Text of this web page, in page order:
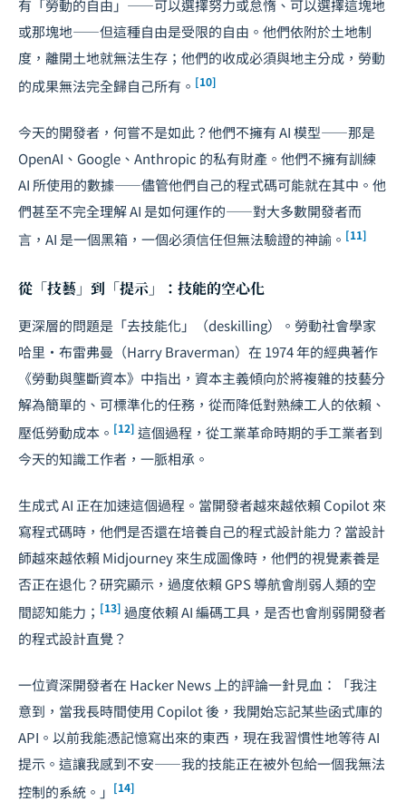
有「勞動的自由」——可以選擇努力或怠惰、可以選擇這塊地
或那塊地——但這種自由是受限的自由。他們依附於土地制
度，離開土地就無法生存；他們的收成必須與地主分成，勞動
的成果無法完全歸自己所有。 [10]
今天的開發者，何嘗不是如此？他們不擁有 AI 模型——那是
OpenAI、Google、Anthropic 的私有財產。他們不擁有訓練
AI 所使用的數據——儘管他們自己的程式碼可能就在其中。他
們甚至不完全理解 AI 是如何運作的——對大多數開發者而
言，AI 是一個黑箱，一個必須信任但無法驗證的神諭。 [11]
從「技藝」到「提示」：技能的空心化
更深層的問題是「去技能化」（deskilling）。勞動社會學家
哈里·布雷弗曼（Harry Braverman）在 1974 年的經典著作
《勞動與壟斷資本》中指出，資本主義傾向於將複雜的技藝分
解為簡單的、可標準化的任務，從而降低對熟練工人的依賴、
壓低勞動成本。 [12] 這個過程，從工業革命時期的手工業者到
今天的知識工作者，一脈相承。
生成式 AI 正在加速這個過程。當開發者越來越依賴 Copilot 來
寫程式碼時，他們是否還在培養自己的程式設計能力？當設計
師越來越依賴 Midjourney 來生成圖像時，他們的視覺素養是
否正在退化？研究顯示，過度依賴 GPS 導航會削弱人類的空
間認知能力； [13] 過度依賴 AI 編碼工具，是否也會削弱開發者
的程式設計直覺？
一位資深開發者在 Hacker News 上的評論一針見血：「我注
意到，當我長時間使用 Copilot 後，我開始忘記某些函式庫的
API。以前我能憑記憶寫出來的東西，現在我習慣性地等待 AI
提示。這讓我感到不安——我的技能正在被外包給一個我無法
控制的系統。」 [14]